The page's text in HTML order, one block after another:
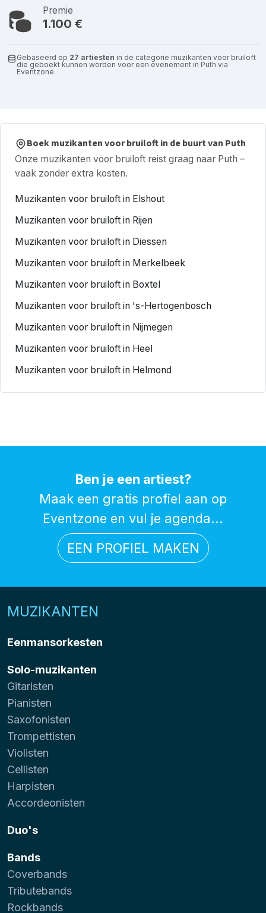
Premie
1.100 €
Gebaseerd op 27 artiesten in de categorie muzikanten voor bruiloft
die geboekt kunnen worden voor een evenement in Puth via
Eventzone.
Boek muzikanten voor bruiloft in de buurt van Puth
Onze muzikanten voor bruiloft reist graag naar Puth –
vaak zonder extra kosten.
Muzikanten voor bruiloft in Elshout
Muzikanten voor bruiloft in Rijen
Muzikanten voor bruiloft in Diessen
Muzikanten voor bruiloft in Merkelbeek
Muzikanten voor bruiloft in Boxtel
Muzikanten voor bruiloft in 's-Hertogenbosch
Muzikanten voor bruiloft in Nijmegen
Muzikanten voor bruiloft in Heel
Muzikanten voor bruiloft in Helmond
Ben je een artiest?
Maak een gratis profiel aan op
Eventzone en vul je agenda...
EEN PROFIEL MAKEN
MUZIKANTEN
Eenmansorkesten
Solo-muzikanten
Gitaristen
Pianisten
Saxofonisten
Trompettisten
Violisten
Cellisten
Harpisten
Accordeonisten
Duo's
Bands
Coverbands
Tributebands
Rockbands